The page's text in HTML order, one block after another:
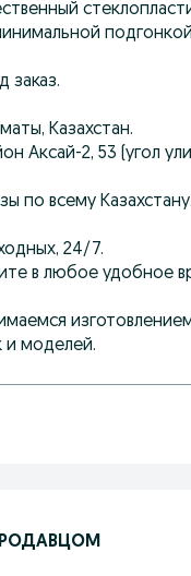
заказ.
Казахстан.
Аксай-2, 53 (угол
по всему Казахстану.
24/7.
в любое удобное
и моделей.